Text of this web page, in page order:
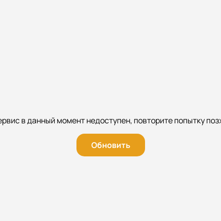
в данный момент недоступен, повторите попытку
Обновить